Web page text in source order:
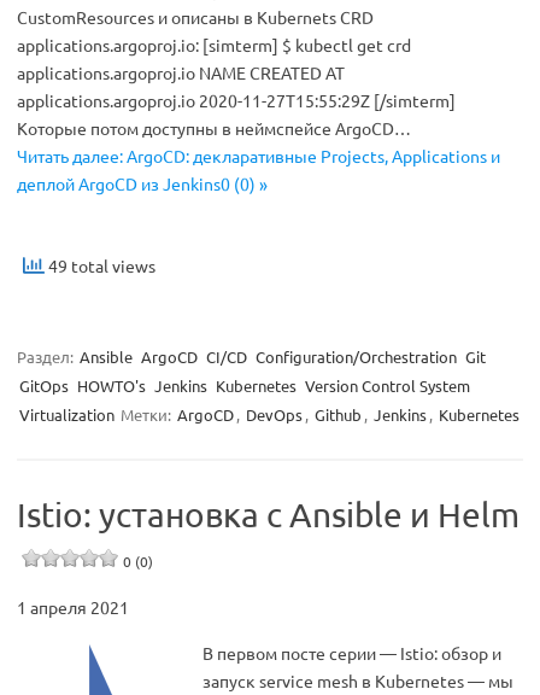
CustomResources и описаны в Kubernets CRD
applications.argoproj.io: [simterm] $ kubectl get crd
applications.argoproj.io NAME CREATED AT
applications.argoproj.io 2020-11-27T15:55:29Z [/simterm]
Которые потом доступны в неймспейсе ArgoCD…
Читать далее: ArgoCD: декларативные Projects, Applications и
деплой ArgoCD из Jenkins0 (0) »
49 total views
Раздел: Ansible ArgoCD CI/CD Configuration/Orchestration Git
GitOps HOWTO's Jenkins Kubernetes Version Control System
Virtualization Метки: ArgoCD, DevOps, Github , Jenkins, Kubernetes
Istio: установка с Ansible и Helm
0 (0)
1 апреля 2021
В первом посте серии — Istio: обзор и
запуск service mesh в Kubernetes — мы